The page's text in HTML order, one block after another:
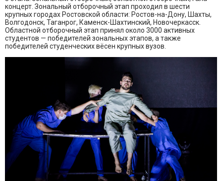
концерт. Зональный отборочный этап проходил в шести
крупных городах Ростовской области: Ростов-на-Дону, Шахты,
Волгодонск, Таганрог, Каменск-Шахтинский, Новочеркасск.
Областной отборочный этап принял около 3000 активных
студентов — победителей зональных этапов, а также
победителей студенческих вёсен крупных вузов.